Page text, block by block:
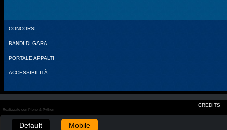
CONCORSI
BANDI DI GARA
PORTALE APPALTI
ACCESSIBILITÀ
CREDITS
Realizzato con Plone & Python
Default Mobile